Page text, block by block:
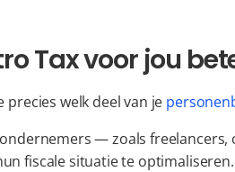
Tax voor jou
precies welk deel van je
— zoals freelancers,
fiscale situatie te optimaliseren.